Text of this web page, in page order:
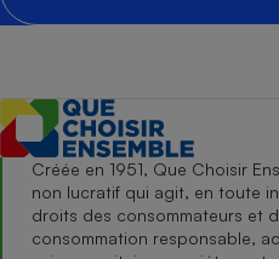
Créée en 1951, Que Choisir
non lucratif qui agit, en toute
droits des consommateurs et
consommation responsable,